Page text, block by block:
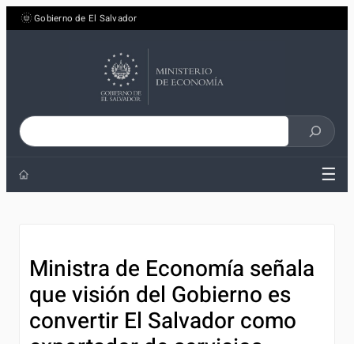
Saltar
al
Gobierno de El Salvador
Buscar
el
sitio
☰
Ministra de Economía señala
que visión del Gobierno es
convertir El Salvador como